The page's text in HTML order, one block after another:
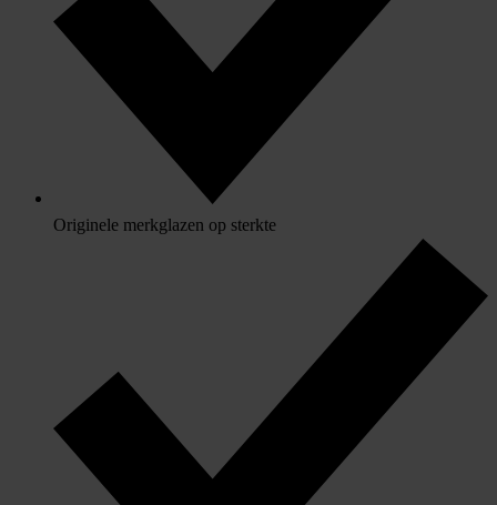
Originele merkglazen op sterkte